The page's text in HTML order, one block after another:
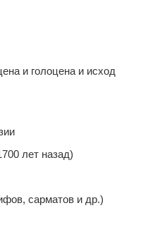
и голоцена и исход
лет назад)
сарматов и др.)